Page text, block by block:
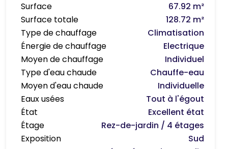
Surface
67.92 m²
Surface totale
128.72 m²
Type de chauffage
Climatisation
Énergie de chauffage
Electrique
Moyen de chauffage
Individuel
Type d'eau chaude
Chauffe-eau
Moyen d'eau chaude
Individuelle
Eaux usées
Tout à l'égout
État
Excellent état
Étage
Rez-de-jardin / 4 étages
Exposition
Sud